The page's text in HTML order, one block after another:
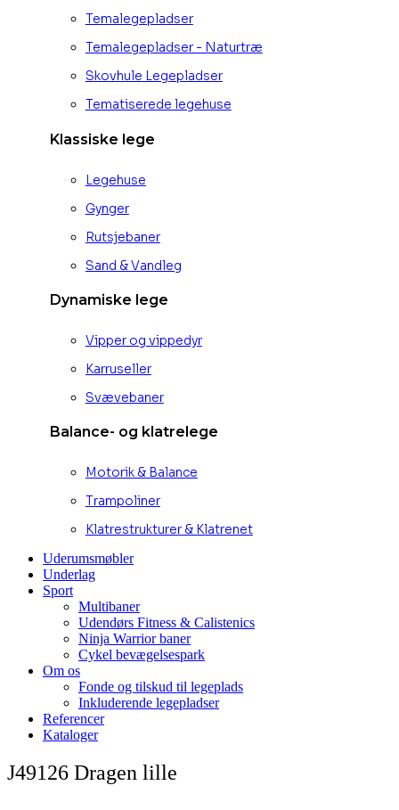
Temalegepladser
Temalegepladser - Naturtræ
Skovhule Legepladser
Tematiserede legehuse
Klassiske lege
Legehuse
Gynger
Rutsjebaner
Sand & Vandleg
Dynamiske lege
Vipper og vippedyr
Karruseller
Svævebaner
Balance- og klatrelege
Motorik & Balance
Trampoliner
Klatrestrukturer & Klatrenet
Uderumsmøbler
Underlag
Sport
Multibaner
Udendørs Fitness & Calistenics
Ninja Warrior baner
Cykel bevægelsespark
Om os
Fonde og tilskud til legeplads
Inkluderende legepladser
Referencer
Kataloger
J49126 Dragen lille